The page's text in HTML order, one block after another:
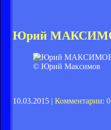
Юрий МАКСИМОВ:
© Юрий Максимов
10.03.2015 | Комментарии: 0